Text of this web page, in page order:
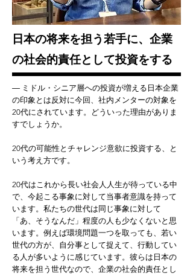
日本の将来を担う若手に、企業
の社会的責任として投資をする
― ミドル・シニア層への投資が増える日本企業
の印象とは反対に今回、社内メンターの対象を
20代にされています。どういった理由がありま
すでしょうか。
20代の可能性とチャレンジ意欲に投資する、と
いう考え方です。
20代はこれから長い社会人人生が待っている中
で、今起こる事象に対して当事者意識を持って
います。私たちの世代は同じ事象に対して
「あ、そうなんだ」程度の人も少なくないと思
います。例えば環境問題一つを取っても、若い
世代の方が、自分事として捉えて、行動してい
る人が多いように感じています。彼らは日本の
将来を担う世代なので、企業の社会的責任とし